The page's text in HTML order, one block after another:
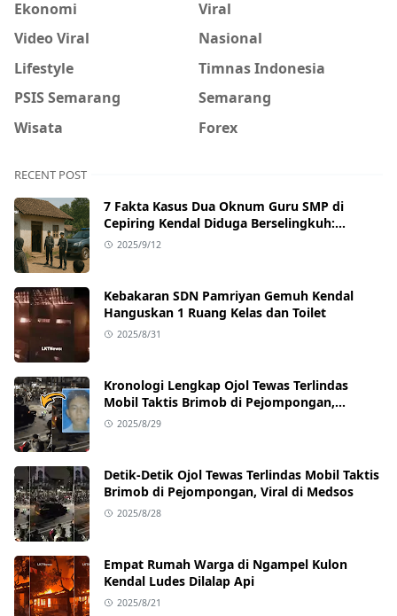
Ekonomi
Viral
Video Viral
Nasional
Lifestyle
Timnas Indonesia
PSIS Semarang
Semarang
Wisata
Forex
RECENT POST
7 Fakta Kasus Dua Oknum Guru SMP di
Cepiring Kendal Diduga Berselingkuh:
Kronologi, Pengakuan, hingga Sanksi
2025/9/12
Kebakaran SDN Pamriyan Gemuh Kendal
Hanguskan 1 Ruang Kelas dan Toilet
2025/8/31
Kronologi Lengkap Ojol Tewas Terlindas
Mobil Taktis Brimob di Pejompongan,
Ternyata Sedang Antar Orderan
2025/8/29
Detik-Detik Ojol Tewas Terlindas Mobil Taktis
Brimob di Pejompongan, Viral di Medsos
2025/8/28
Empat Rumah Warga di Ngampel Kulon
Kendal Ludes Dilalap Api
2025/8/21